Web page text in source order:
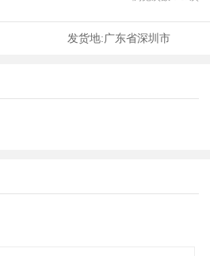
发货地:广东省深圳市